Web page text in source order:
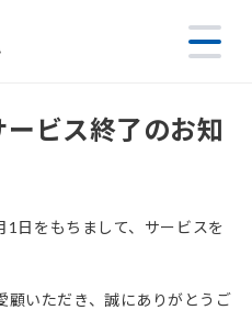
ビス終了のお知
日をもちまして、サービスを
いただき、誠にありがとうご